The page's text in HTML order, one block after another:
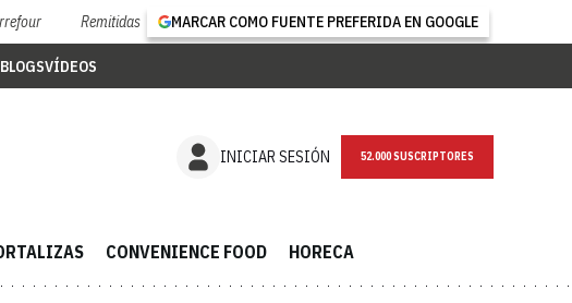
Remitidas MARCAR COMO FUENTE PREFERIDA EN GOOGLE
BLOGSVÍDEOS
INICIAR SESIÓN NEWSLETTER
CONVENIENCE FOOD HORECA